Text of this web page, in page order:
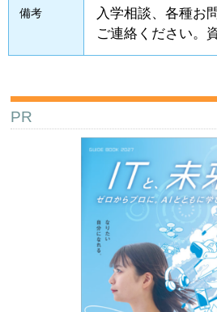
備考
入学相談、各種お
ご連絡ください。
PR